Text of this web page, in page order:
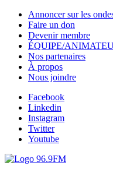
Annoncer sur les
Faire un don
Devenir membre
ÉQUIPE/
Nos partenaires
À propos
Nous joindre
Facebook
Linkedin
Instagram
Twitter
Youtube